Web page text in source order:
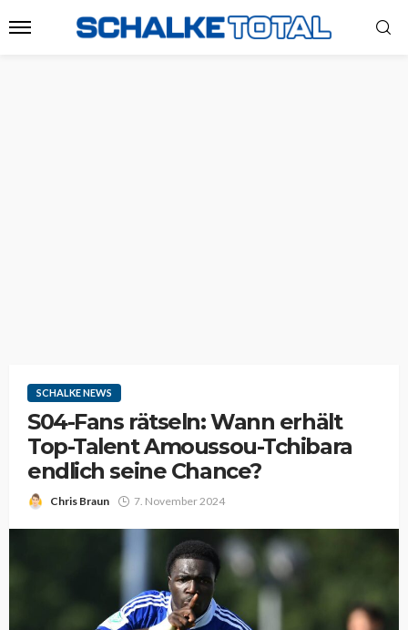
SCHALKE NEWS
S04-Fans rätseln: Wann erhält
Top-Talent Amoussou-Tchibara
endlich seine Chance?
Chris Braun 7. November 2024